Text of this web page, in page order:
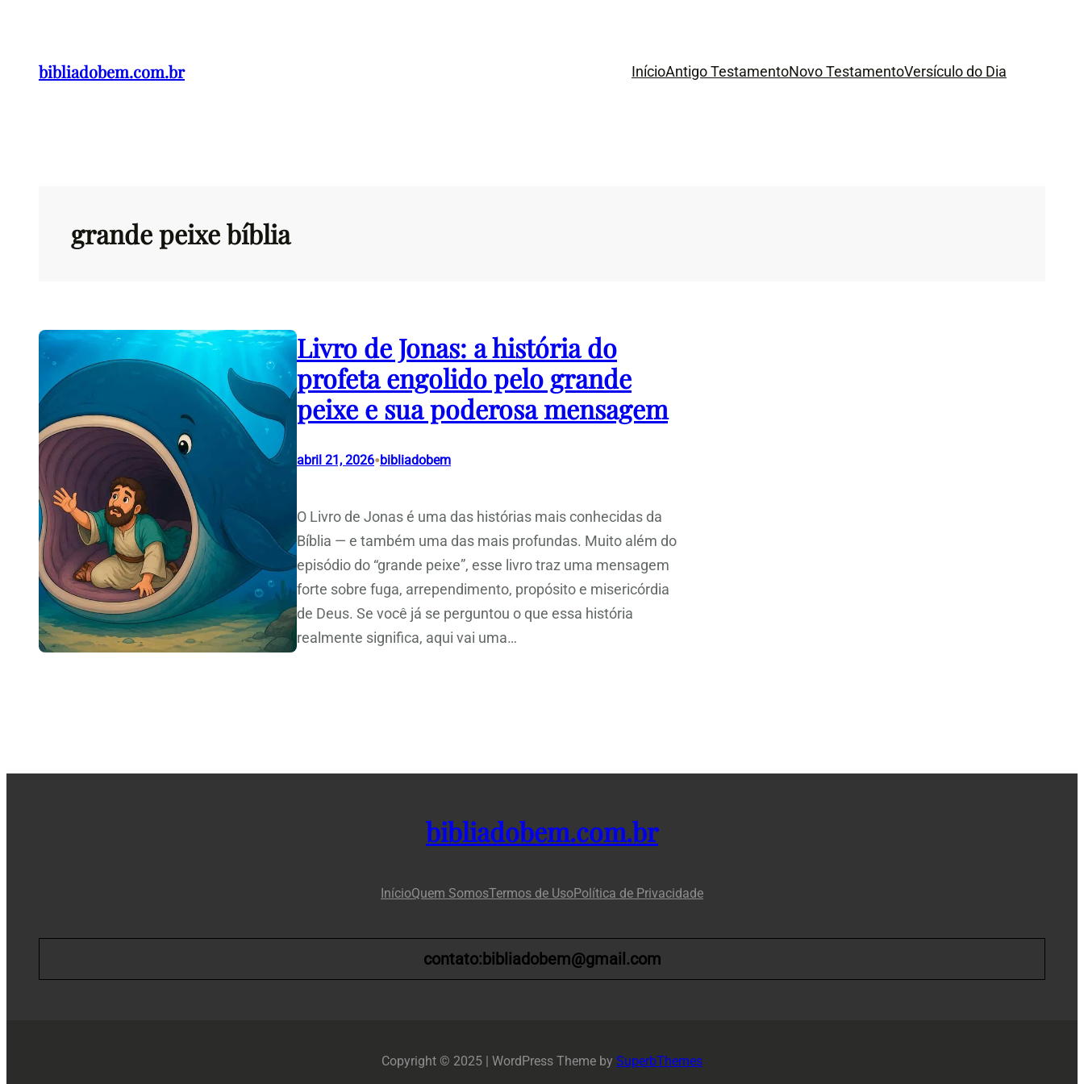
bibliadobem.com.br InícioAntigo TestamentoNovo TestamentoVersículo do Dia
grande peixe bíblia
Livro de Jonas: a história do
profeta engolido pelo grande
peixe e sua poderosa mensagem
abril 21, 2026•bibliadobem
O Livro de Jonas é uma das histórias mais conhecidas da
Bíblia — e também uma das mais profundas. Muito além do
episódio do “grande peixe”, esse livro traz uma mensagem
forte sobre fuga, arrependimento, propósito e misericórdia
de Deus. Se você já se perguntou o que essa história
realmente significa, aqui vai uma…
bibliadobem.com.br
InícioQuem SomosTermos de UsoPolítica de Privacidade
contato:bibliadobem@gmail.com
Copyright © 2025 | WordPress Theme by SuperbThemes